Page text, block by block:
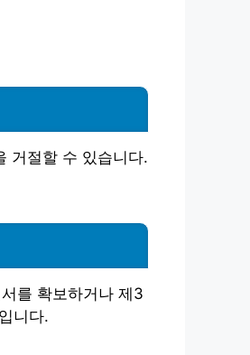
거절할 수 있습니다.
를 확보하거나 제3
니다.